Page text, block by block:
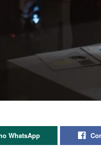
WhatsApp